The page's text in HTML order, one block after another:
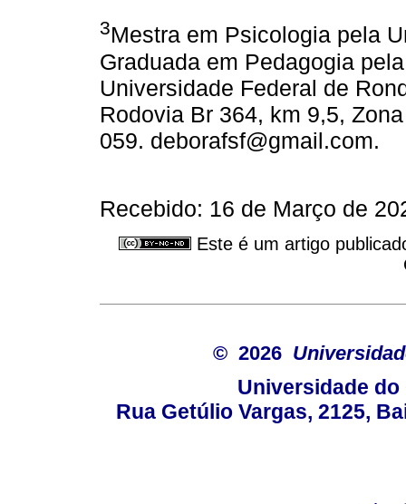
3Mestra em Psicologia pela
Graduada em Pedagogia
Universidade Federal de
Rodovia Br 364, km 9,5,
059. deborafsf@gmail.com.
Recebido: 16 de Março de
Este é um artigo
© 2026
Universidade do
Rua Getúlio Vargas, 2125,